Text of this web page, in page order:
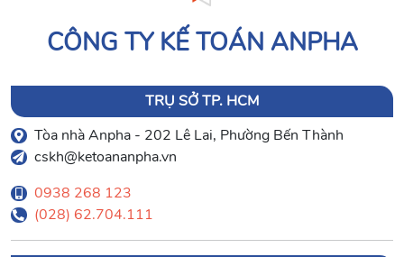
CÔNG TY KẾ TOÁN ANPHA
TRỤ SỞ TP. HCM
Tòa nhà Anpha - 202 Lê Lai, Phường Bến Thành
cskh@ketoananpha.vn
0938 268 123
(028) 62.704.111